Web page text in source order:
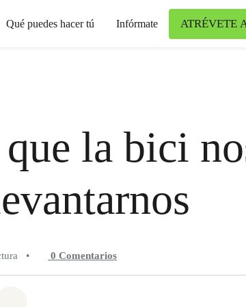
Qué puedes hacer tú Infórmate ATRÉVETE
la bici
• 0 Comentarios